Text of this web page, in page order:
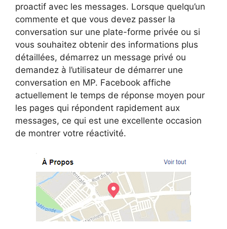
proactif avec les messages. Lorsque quelqu’un
commente et que vous devez passer la
conversation sur une plate-forme privée ou si
vous souhaitez obtenir des informations plus
détaillées, démarrez un message privé ou
demandez à l’utilisateur de démarrer une
conversation en MP. Facebook affiche
actuellement le temps de réponse moyen pour
les pages qui répondent rapidement aux
messages, ce qui est une excellente occasion
de montrer votre réactivité.